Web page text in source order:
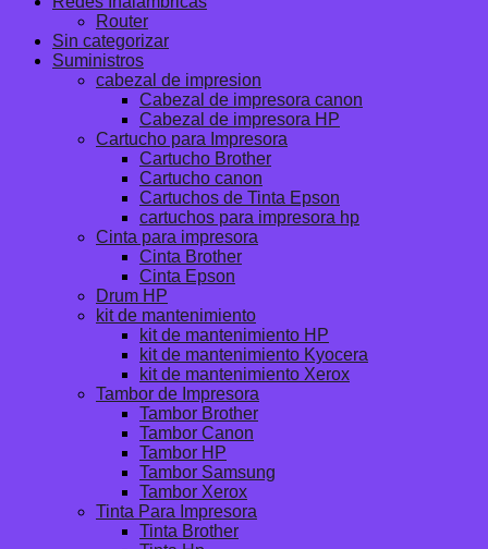
Router
Sin categorizar
Suministros
cabezal de impresion
Cabezal de impresora canon
Cabezal de impresora HP
Cartucho para Impresora
Cartucho Brother
Cartucho canon
Cartuchos de Tinta Epson
cartuchos para impresora hp
Cinta para impresora
Cinta Brother
Cinta Epson
Drum HP
kit de mantenimiento
kit de mantenimiento HP
kit de mantenimiento Kyocera
kit de mantenimiento Xerox
Tambor de Impresora
Tambor Brother
Tambor Canon
Tambor HP
Tambor Samsung
Tambor Xerox
Tinta Para Impresora
Tinta Brother